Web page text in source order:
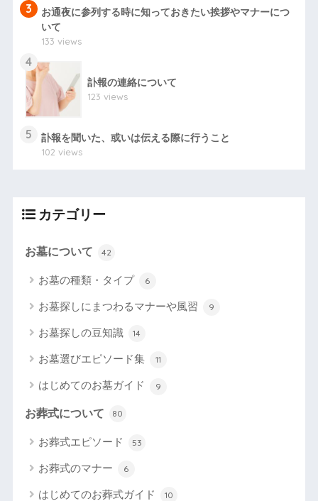
3
お通夜に参列する時に知っておきたい挨拶やマナーにつ
いて
133 views
4
訃報の連絡について
123 views
5
訃報を聞いた、或いは伝える際に行うこと
102 views
カテゴリー
お墓について 42
お墓の種類・タイプ 6
お墓探しにまつわるマナーや風習 9
お墓探しの豆知識 14
お墓選びエピソード集 11
はじめてのお墓ガイド 9
お葬式について 80
お葬式エピソード 53
お葬式のマナー 6
はじめてのお葬式ガイド 10